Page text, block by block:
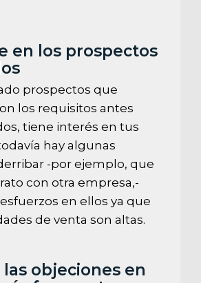
en los prospectos
prospectos que
los requisitos antes
tiene interés en tus
hay algunas
-por ejemplo, que
con otra empresa,-
en ellos ya que
de venta son altas.
objeciones en